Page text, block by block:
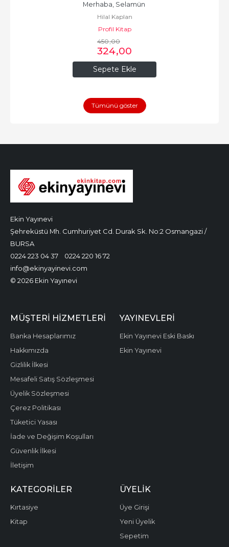
Sepete Ekle
Merhaba, Selamün
Aleyküm
Hilal Kaplan
Profil Kitap
450,00
324,00
Tümünü göster
Ekin Yayınevi
Şehreküstü Mh. Cumhuriyet Cd. Durak Sk. No:2 Osmangazi /
BURSA
0224 223 04 37
0224 220 16 72
info@ekinyayinevi.com
© 2026 Ekin Yayınevi
MÜŞTERI HIZMETLERI
Banka Hesaplarımız
Hakkımızda
Gizlilik İlkesi
Mesafeli Satış Sözleşmesi
Üyelik Sözleşmesi
Çerez Politikası
Tüketici Yasası
İade ve Değişim Koşulları
Güvenlik İlkesi
İletişim
YAYINEVLERI
Ekin Yayınevi Eski Baskı
Ekin Yayınevi
KATEGORILER
Kırtasiye
Kitap
ÜYELIK
Üye Girişi
Yeni Üyelik
Sepetim